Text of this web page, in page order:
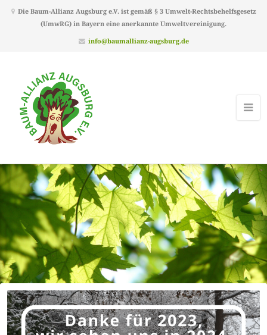
Die Baum-Allianz Augsburg e.V. ist gemäß § 3 Umwelt-Rechtsbehelfsgesetz
(UmwRG) in Bayern eine anerkannte Umweltvereinigung.
info@baumallianz-augsburg.de